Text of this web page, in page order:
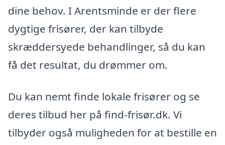
dine behov. I Arentsminde er der flere
dygtige frisører, der kan tilbyde
skræddersyede behandlinger, så du kan
få det resultat, du drømmer om.
Du kan nemt finde lokale frisører og se
deres tilbud her på find-frisør.dk. Vi
tilbyder også muligheden for at bestille en